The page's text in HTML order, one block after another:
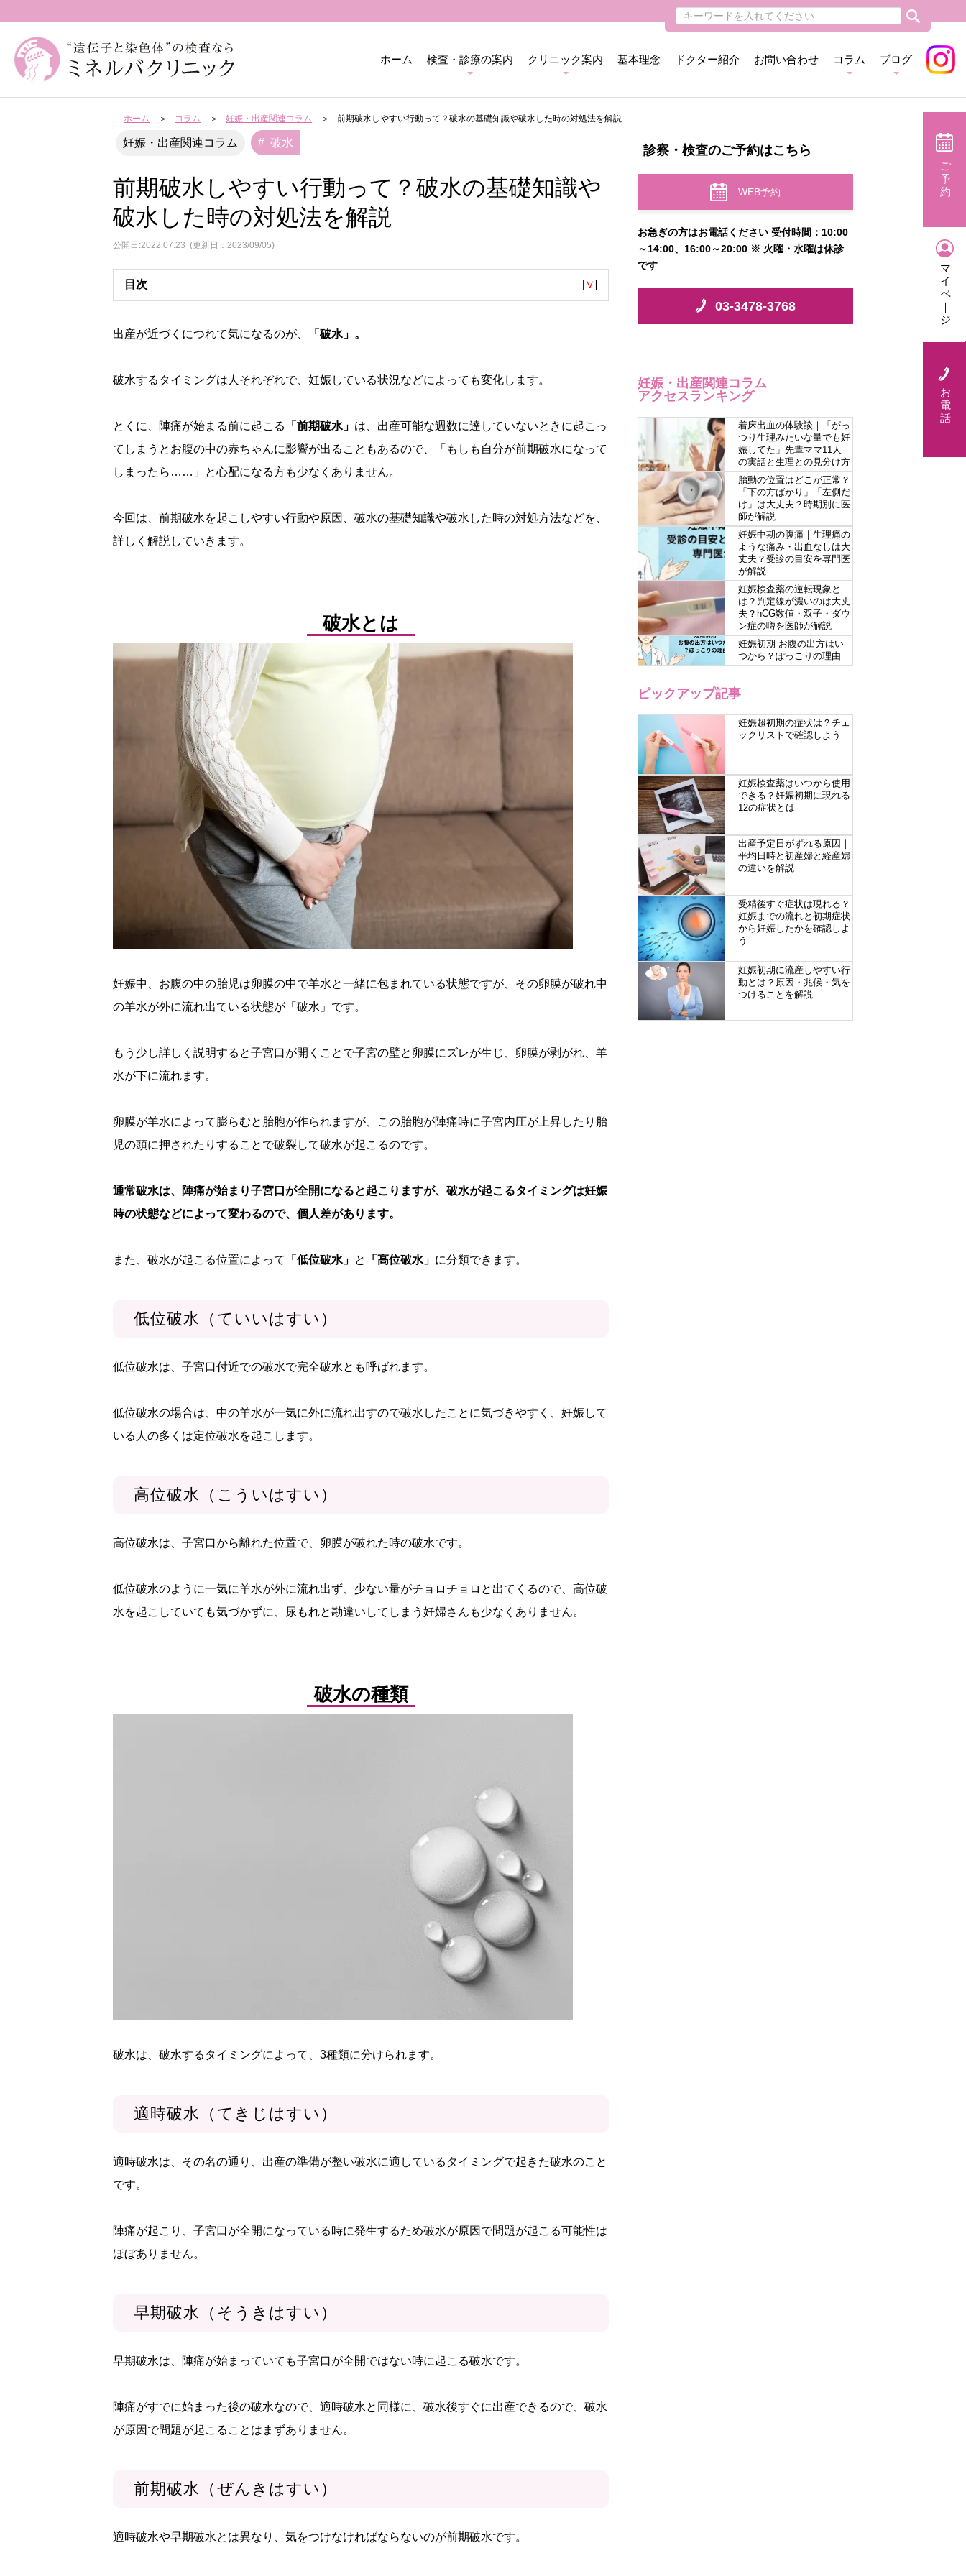
ホーム 検査・診療の案内 クリニック案内 基本理念 ドクター紹介 お問い合わせ コラム ブログ
ホーム コラム 妊娠・出産関連コラム 前期破水しやすい行動って？破水の基礎知識や破水した時の対処法を解説
妊娠・出産関連コラム 破水
前期破水しやすい行動って？破水の基礎知識や
破水した時の対処法を解説
公開日:2022.07.23 (更新日：2023/09/05)
目次 [∨]
出産が近づくにつれて気になるのが、 「破水」。
破水するタイミングは人それぞれで、妊娠している状況などによっても変化します。
とくに、陣痛が始まる前に起こる 「前期破水」 は、出産可能な週数に達していないときに起こっ
てしまうとお腹の中の赤ちゃんに影響が出ることもあるので、「もしも自分が前期破水になって
しまったら……」と心配になる方も少なくありません。
今回は、前期破水を起こしやすい行動や原因、破水の基礎知識や破水した時の対処方法などを、
詳しく解説していきます。
破水とは
妊娠中、お腹の中の胎児は卵膜の中で羊水と一緒に包まれている状態ですが、その卵膜が破れ中
の羊水が外に流れ出ている状態が「破水」です。
もう少し詳しく説明すると子宮口が開くことで子宮の壁と卵膜にズレが生じ、卵膜が剥がれ、羊
水が下に流れます。
卵膜が羊水によって膨らむと胎胞が作られますが、この胎胞が陣痛時に子宮内圧が上昇したり胎
児の頭に押されたりすることで破裂して破水が起こるのです。
通常破水は、陣痛が始まり子宮口が全開になると起こりますが、破水が起こるタイミングは妊娠
時の状態などによって変わるので、個人差があります。
また、破水が起こる位置によって 「低位破水」 と 「高位破水」 に分類できます。
低位破水（ていいはすい）
低位破水は、子宮口付近での破水で完全破水とも呼ばれます。
低位破水の場合は、中の羊水が一気に外に流れ出すので破水したことに気づきやすく、妊娠して
いる人の多くは定位破水を起こします。
高位破水（こういはすい）
高位破水は、子宮口から離れた位置で、卵膜が破れた時の破水です。
低位破水のように一気に羊水が外に流れ出ず、少ない量がチョロチョロと出てくるので、高位破
水を起こしていても気づかずに、尿もれと勘違いしてしまう妊婦さんも少なくありません。
破水の種類
破水は、破水するタイミングによって、3種類に分けられます。
適時破水（てきじはすい）
適時破水は、その名の通り、出産の準備が整い破水に適しているタイミングで起きた破水のこと
です。
陣痛が起こり、子宮口が全開になっている時に発生するため破水が原因で問題が起こる可能性は
ほぼありません。
早期破水（そうきはすい）
早期破水は、陣痛が始まっていても子宮口が全開ではない時に起こる破水です。
陣痛がすでに始まった後の破水なので、適時破水と同様に、破水後すぐに出産できるので、破水
が原因で問題が起こることはまずありません。
前期破水（ぜんきはすい）
適時破水や早期破水とは異なり、気をつけなければならないのが前期破水です。
診察・検査のご予約はこちら
WEB予約
お急ぎの方はお電話ください 受付時間：10:00
～14:00、16:00～20:00 ※ 火曜・水曜は休診
です
03-3478-3768
妊娠・出産関連コラム
アクセスランキング
着床出血の体験談｜「がっ
つり生理みたいな量でも妊
娠してた」先輩ママ11人
の実話と生理との見分け方
胎動の位置はどこが正常？
「下の方ばかり」「左側だ
け」は大丈夫？時期別に医
師が解説
妊娠中期の腹痛｜生理痛の
ような痛み・出血なしは大
丈夫？受診の目安を専門医
が解説
妊娠検査薬の逆転現象と
は？判定線が濃いのは大丈
夫？hCG数値・双子・ダウ
ン症の噂を医師が解説
妊娠初期 お腹の出方はい
つから？ぽっこりの理由
ピックアップ記事
妊娠超初期の症状は？チェ
ックリストで確認しよう
妊娠検査薬はいつから使用
できる？妊娠初期に現れる
12の症状とは
出産予定日がずれる原因｜
平均日時と初産婦と経産婦
の違いを解説
受精後すぐ症状は現れる？
妊娠までの流れと初期症状
から妊娠したかを確認しよ
う
妊娠初期に流産しやすい行
動とは？原因・兆候・気を
つけることを解説
ご
予
約
マ
イ
ペ
｜
ジ
お
電
話